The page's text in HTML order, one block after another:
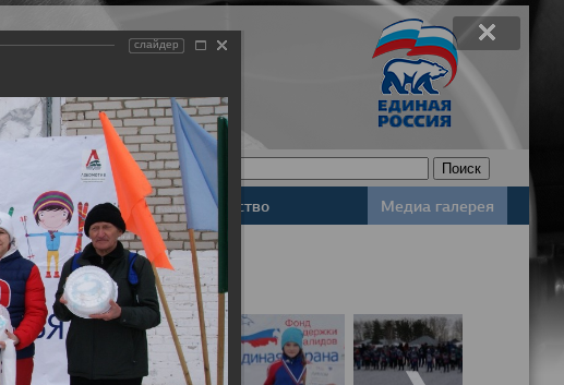
Законодательство Медиа галерея
слайдер